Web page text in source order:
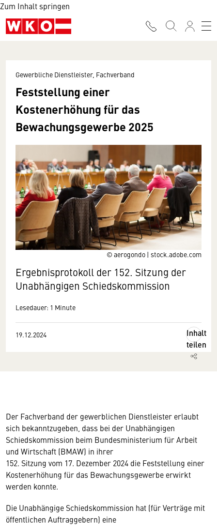
Zum Inhalt springen
© aerogondo | stock.adobe.com
Gewerbliche Dienstleister, Fachverband
Feststellung einer
Kostenerhöhung für das
Bewachungsgewerbe 2025
Ergebnisprotokoll der 152. Sitzung der
Unabhängigen Schiedskommission
Lesedauer: 1 Minute
19.12.2024
Inhalt
teilen
Der Fachverband der gewerblichen Dienstleister erlaubt
sich bekanntzugeben, dass bei der Unabhängigen
Schiedskommission beim Bundesministerium für Arbeit
und Wirtschaft (BMAW) in ihrer
152. Sitzung vom 17. Dezember 2024 die Feststellung einer
Kostenerhöhung für das Bewachungsgewerbe erwirkt
werden konnte.
Die Unabhängige Schiedskommission hat (für Verträge mit
öffentlichen Auftraggebern) eine